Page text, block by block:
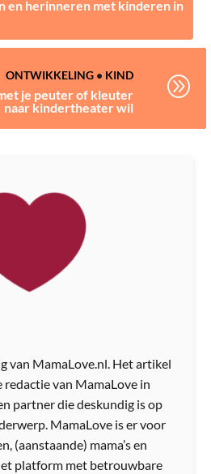
en herinneren met kinderen in
ONTWIKKELING• KIND
je peuter of kleuter
naar kindertheater wil
A
van MamaLove.nl. Het artikel
redactie van MamaLove in
partner die deskundig is op
MamaLove is er voor
(aanstaande) mama’s en
platform met betrouwbare